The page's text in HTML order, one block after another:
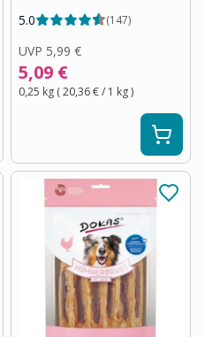
5.0 (147)
UVP 5,99 €
5,09 €
0,25 kg (20,36 €/ 1 kg)